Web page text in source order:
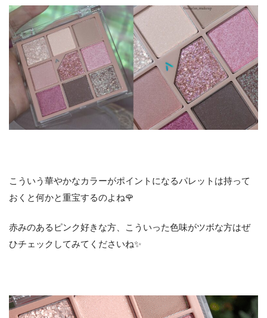
こういう華やかなカラーがポイントになるパレットは持って
おくと何かと重宝するのよね🌹
赤みのあるピンク好きな方、こういった色味がツボな方はぜ
ひチェックしてみてくださいね✨